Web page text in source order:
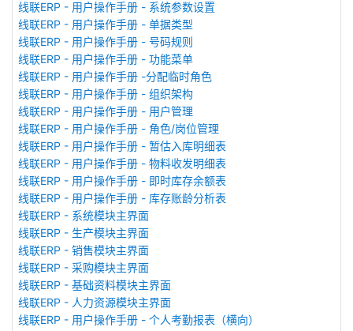
线联ERP - 用户操作手册 - 系统参数设置
线联ERP - 用户操作手册 - 单据类型
线联ERP - 用户操作手册 - 号码规则
线联ERP - 用户操作手册 - 功能菜单
线联ERP - 用户操作手册 -分配临时角色
线联ERP - 用户操作手册 - 组织架构
线联ERP - 用户操作手册 - 用户管理
线联ERP - 用户操作手册 - 角色/岗位管理
线联ERP - 用户操作手册 - 暂估入库明细表
线联ERP - 用户操作手册 - 物料收发明细表
线联ERP - 用户操作手册 - 即时库存余额表
线联ERP - 用户操作手册 - 库存账龄分析表
线联ERP - 系统模块主界面
线联ERP - 生产模块主界面
线联ERP - 销售模块主界面
线联ERP - 采购模块主界面
线联ERP - 基础资料模块主界面
线联ERP - 人力资源模块主界面
线联ERP - 用户操作手册 - 个人考勤报表（横向）